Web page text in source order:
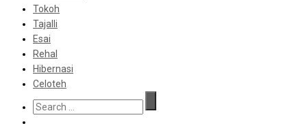
Tokoh
Tajalli
Esai
Rehal
Hibernasi
Celoteh